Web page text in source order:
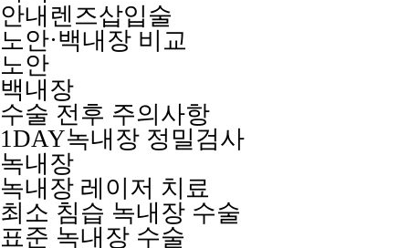
안내렌즈삽입술
노안·백내장 비교
노안
백내장
수술 전후 주의사항
1DAY녹내장 정밀검사
녹내장
녹내장 레이저 치료
최소 침습 녹내장 수술
표준 녹내장 수술